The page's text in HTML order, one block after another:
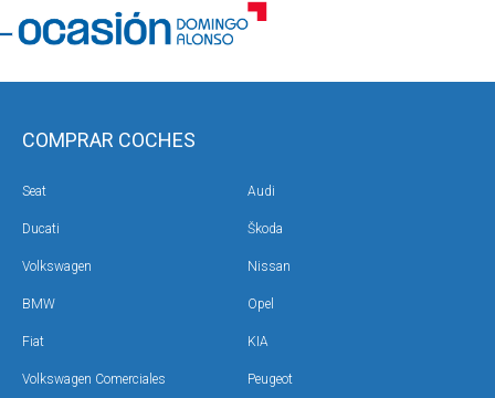
COMPRAR COCHES
Seat Audi
Ducati Škoda
Volkswagen Nissan
BMW Opel
Fiat KIA
Volkswagen Comerciales Peugeot